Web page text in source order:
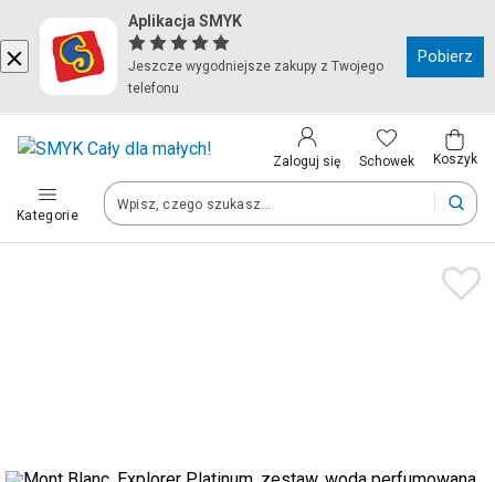
Aplikacja SMYK
Jeszcze wygodniejsze zakupy z Twojego
telefonu
Pobierz
Zaloguj się Schowek Koszyk
Kategorie
Kraj i język
Polska (Poland)
Twoje zamówienia dostarczymy na teren wybranego kraju.